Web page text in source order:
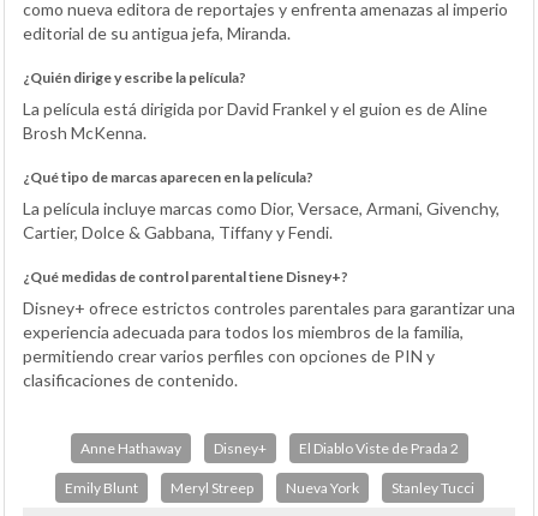
como nueva editora de reportajes y enfrenta amenazas al imperio
editorial de su antigua jefa, Miranda.
¿Quién dirige y escribe la película?
La película está dirigida por David Frankel y el guion es de Aline
Brosh McKenna.
¿Qué tipo de marcas aparecen en la película?
La película incluye marcas como Dior, Versace, Armani, Givenchy,
Cartier, Dolce & Gabbana, Tiffany y Fendi.
¿Qué medidas de control parental tiene Disney+?
Disney+ ofrece estrictos controles parentales para garantizar una
experiencia adecuada para todos los miembros de la familia,
permitiendo crear varios perfiles con opciones de PIN y
clasificaciones de contenido.
Anne Hathaway Disney+ El Diablo Viste de Prada 2
Emily Blunt Meryl Streep Nueva York Stanley Tucci